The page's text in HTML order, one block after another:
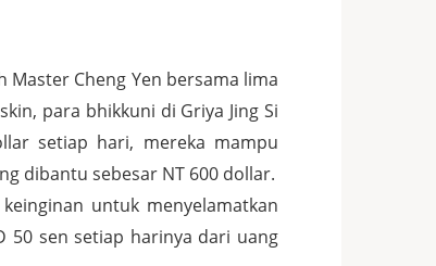
Master Cheng Yen bersama lima
para bhikkuni di Griya Jing Si
setiap hari, mereka mampu
dibantu sebesar NT 600 dollar.
untuk menyelamatkan
50 sen setiap harinya dari uang